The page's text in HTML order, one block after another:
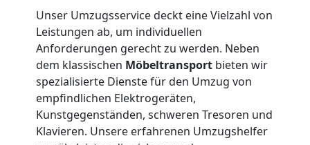
Unser Umzugsservice deckt eine Vielzahl von
Leistungen ab, um individuellen
Anforderungen gerecht zu werden. Neben
dem klassischen Möbeltransport bieten wir
spezialisierte Dienste für den Umzug von
empfindlichen Elektrogeräten,
Kunstgegenständen, schweren Tresoren und
Klavieren. Unsere erfahrenen Umzugshelfer
Wiener
Neustadt
Mini